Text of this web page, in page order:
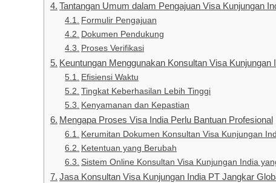
Tantangan Umum dalam Pengajuan Visa Kunjungan
Formulir Pengajuan
Dokumen Pendukung
Proses Verifikasi
Keuntungan Menggunakan Konsultan Visa Kunjungan
Efisiensi Waktu
Tingkat Keberhasilan Lebih Tinggi
Kenyamanan dan Kepastian
Mengapa Proses Visa India Perlu Bantuan Profesional
Kerumitan Dokumen Konsultan Visa Kunjungan
Ketentuan yang Berubah
Sistem Online Konsultan Visa Kunjungan India
Jasa Konsultan Visa Kunjungan India PT Jangkar